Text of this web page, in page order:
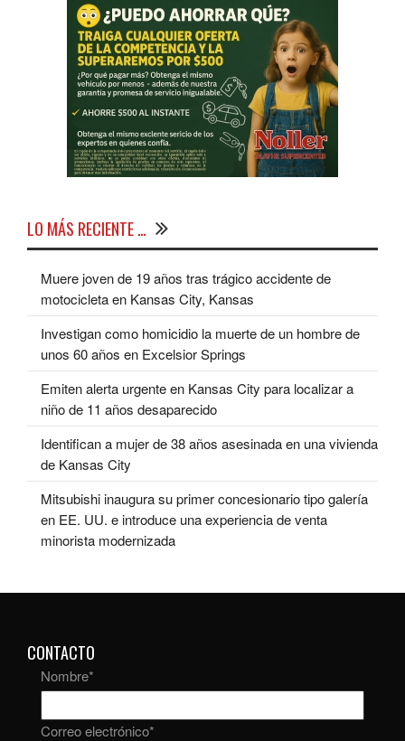
LO MÁS RECIENTE …
Muere joven de 19 años tras trágico accidente de
motocicleta en Kansas City, Kansas
Investigan como homicidio la muerte de un hombre de
unos 60 años en Excelsior Springs
Emiten alerta urgente en Kansas City para localizar a
niño de 11 años desaparecido
Identifican a mujer de 38 años asesinada en una vivienda
de Kansas City
Mitsubishi inaugura su primer concesionario tipo galería
en EE. UU. e introduce una experiencia de venta
minorista modernizada
CONTACTO
Nombre*
Correo electrónico*